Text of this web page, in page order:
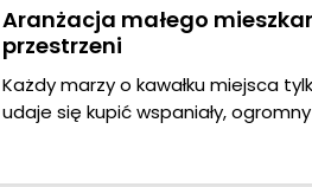
Aranżacja małego
przestrzeni
Każdy marzy o kawałku miejsca
udaje się kupić wspaniały,